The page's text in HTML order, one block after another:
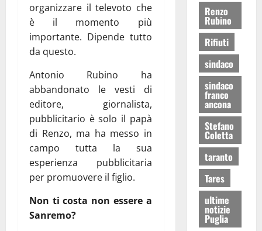
organizzare il televoto che
è il momento più
importante. Dipende tutto
da questo.
Antonio Rubino ha
abbandonato le vesti di
editore, giornalista,
pubblicitario è solo il papà
di Renzo, ma ha messo in
campo tutta la sua
esperienza pubblicitaria
per promuovere il figlio.
Non ti costa non essere a
Sanremo?
Renzo
Rubino
Rifiuti
sindaco
sindaco
franco
ancona
Stefano
Coletta
taranto
Tares
ultime
notizie
Puglia